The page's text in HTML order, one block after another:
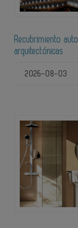
Recubrimiento
arquitectónicas
2026-08-03